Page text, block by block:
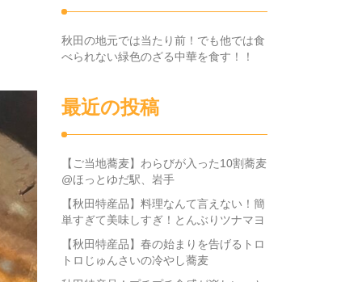
秋田の地元では当たり前！でも他では食
べられない緑色のざる中華を食す！！
最近の投稿
【ご当地蕎麦】わらびが入った10割蕎麦
@ほっとゆだ駅、岩手
【秋田特産品】料理なんて言えない！簡
単すぎて美味しすぎ！とんぶりツナマヨ
【秋田特産品】春の始まりを告げるトロ
トロじゅんさいの冷やし蕎麦